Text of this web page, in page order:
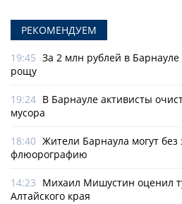
РЕКОМЕНДУЕМ
19:45 За 2 млн рублей в Барнауле
рощу
19:24 В Барнауле активисты
мусора
18:40 Жители Барнаула могут без
флюорографию
14:23 Михаил Мишустин оценил
Алтайского края